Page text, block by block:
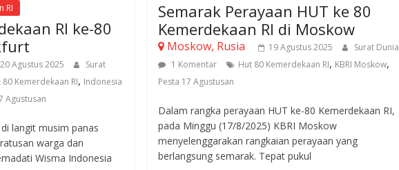
RI
RI ke-80
20 Agustus 2025
Surat
80 Kemerdekaan RI, Indonesia
Agustusan
langit musim panas
warga dan
Wisma Indonesia
Semarak Perayaan HUT ke 80
Kemerdekaan RI di Moskow
Moskow, Rusia 19 Agustus 2025
Surat Dunia
1 Komentar
Hut 80 Kemerdekaan RI, KBRI Moskow,
Pesta 17 Agustusan
Dalam rangka perayaan HUT ke-80 Kemerdekaan RI,
pada Minggu (17/8/2025) KBRI Moskow
menyelenggarakan rangkaian perayaan yang
berlangsung semarak. Tepat pukul